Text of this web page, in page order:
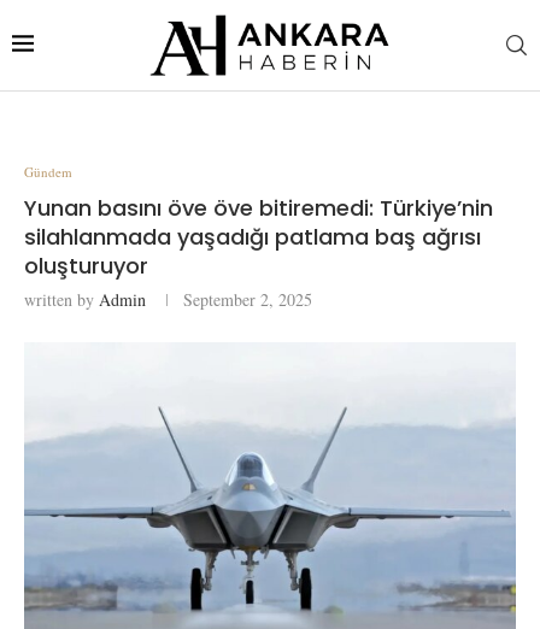
Gündem
Yunan basını öve öve bitiremedi: Türkiye’nin
silahlanmada yaşadığı patlama baş ağrısı
oluşturuyor
written by Admin September 2, 2025